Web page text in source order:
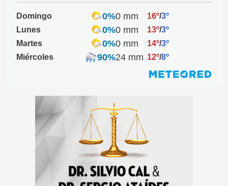
Domingo 0%0 mm 16º/3º
Lunes
0%0 mm 13º/3º
Martes
0%0 mm 14º/3º
Miércoles
90%24 mm 12º/8º